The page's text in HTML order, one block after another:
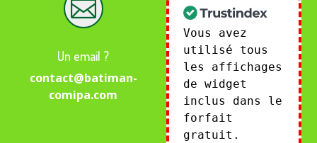

Un email ?
contact@batiman-
comipa.com
Vous avez
utilisé tous
les affichages
de widget
inclus dans le
forfait
gratuit.